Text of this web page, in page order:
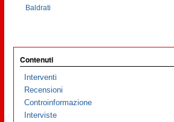
Baldrati
Contenuti
Interventi
Recensioni
Controinformazione
Interviste